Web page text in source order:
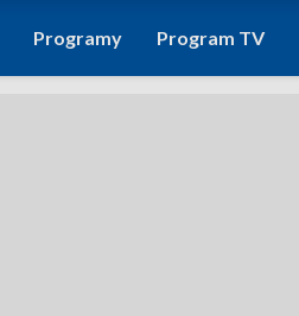
Programy Program TV